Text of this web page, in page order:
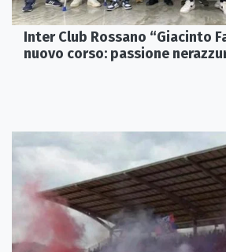
Inter Club Rossano “Giacinto
nuovo corso: passione